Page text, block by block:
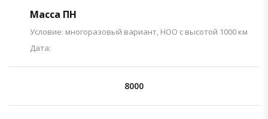
Масса ПН
Условие: многоразовый вариант, НОО с высотой 1000 км
Дата:
8000